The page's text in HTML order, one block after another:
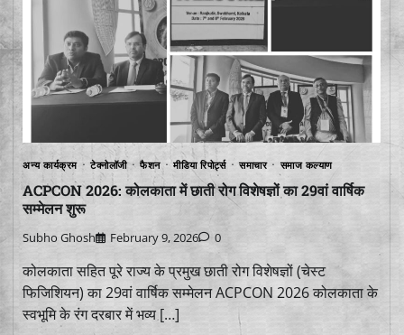
अन्य कार्यक्रम टेक्नोलॉजी फैशन मीडिया रिपोर्ट्स समाचार समाज कल्याण
ACPCON 2026: कोलकाता में छाती रोग विशेषज्ञों का 29वां वार्षिक
सम्मेलन शुरू
Subho Ghosh February 9, 2026 0
कोलकाता सहित पूरे राज्य के प्रमुख छाती रोग विशेषज्ञों (चेस्ट
फिजिशियन) का 29वां वार्षिक सम्मेलन ACPCON 2026 कोलकाता के
स्वभूमि के रंग दरबार में भव्य […]